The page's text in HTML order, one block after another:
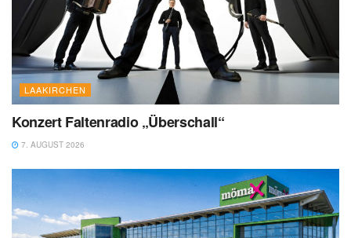
LAAKIRCHEN
Konzert Faltenradio „Überschall“
7. AUGUST 2026